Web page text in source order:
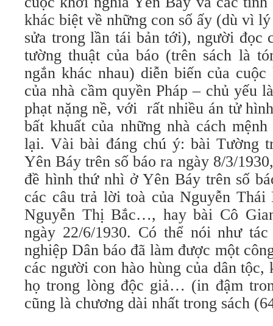
khác biệt về những con số ấy (dù vì
sửa trong lần tái bản tới), người đọc
tường thuật của báo (trên sách là
ngắn khác nhau) diễn biến của
của nhà cầm quyền Pháp – chủ yếu
phạt nặng nề, với rất nhiều án tử
bất khuất của những nhà cách
lại. Vài bài đáng chú ý: bài Tường
Yên Báy trên số báo ra ngày 8/3/
đề hình thứ nhì ở Yên Báy trên số
các câu trả lời toà của Nguyễn
Nguyễn Thị Bắc…, hay bài Cô
ngày 22/6/1930. Có thể nói như
nghiệp Dân báo đã làm được một
các người con hào hùng của dân tộc,
họ trong lòng độc giả… (in đậm
cũng là chương dài nhất trong sách